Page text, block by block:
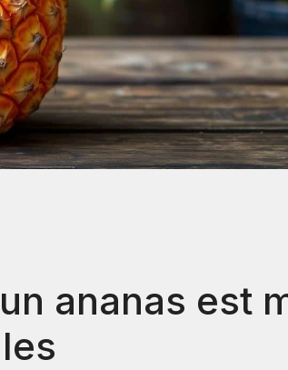
ananas est